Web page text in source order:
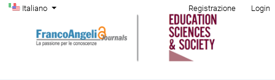
Salta al menu principale di navigazione
Salta al contenuto principale
Salta al piè di pagina del sito
Cambia la lingua. La lingua corrente è:
Italiano
Menu di amministrazione
Registrazione Login